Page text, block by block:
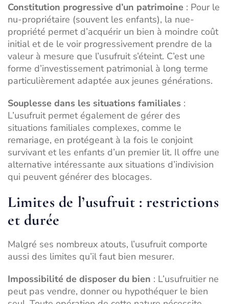
Constitution progressive d’un patrimoine : Pour le
nu-propriétaire (souvent les enfants), la nue-
propriété permet d’acquérir un bien à moindre coût
initial et de le voir progressivement prendre de la
valeur à mesure que l’usufruit s’éteint. C’est une
forme d’investissement patrimonial à long terme
particulièrement adaptée aux jeunes générations.
Souplesse dans les situations familiales :
L’usufruit permet également de gérer des
situations familiales complexes, comme le
remariage, en protégeant à la fois le conjoint
survivant et les enfants d’un premier lit. Il offre une
alternative intéressante aux situations d’indivision
qui peuvent générer des blocages.
Limites de l’usufruit : restrictions
et durée
Malgré ses nombreux atouts, l’usufruit comporte
aussi des limites qu’il faut bien mesurer.
Impossibilité de disposer du bien : L’usufruitier ne
peut pas vendre, donner ou hypothéquer le bien